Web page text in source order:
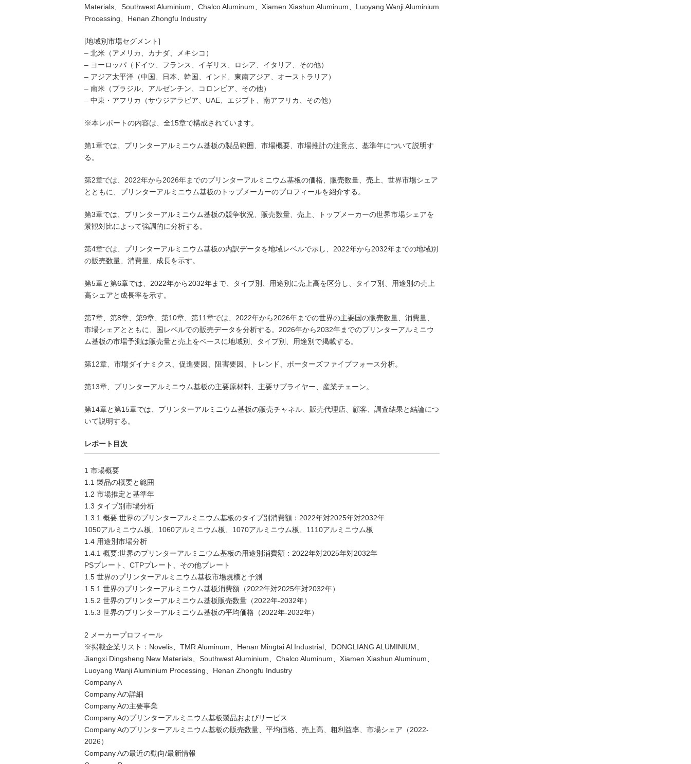
Materials、Southwest Aluminium、Chalco Aluminum、Xiamen Xiashun Aluminum、Luoyang Wanji Aluminium
Processing、Henan Zhongfu Industry
[地域別市場セグメント]
– 北米（アメリカ、カナダ、メキシコ）
– ヨーロッパ（ドイツ、フランス、イギリス、ロシア、イタリア、その他）
– アジア太平洋（中国、日本、韓国、インド、東南アジア、オーストラリア）
– 南米（ブラジル、アルゼンチン、コロンビア、その他）
– 中東・アフリカ（サウジアラビア、UAE、エジプト、南アフリカ、その他）
※本レポートの内容は、全15章で構成されています。
第1章では、プリンターアルミニウム基板の製品範囲、市場概要、市場推計の注意点、基準年について説明す
る。
第2章では、2022年から2026年までのプリンターアルミニウム基板の価格、販売数量、売上、世界市場シェア
とともに、プリンターアルミニウム基板のトップメーカーのプロフィールを紹介する。
第3章では、プリンターアルミニウム基板の競争状況、販売数量、売上、トップメーカーの世界市場シェアを
景観対比によって強調的に分析する。
第4章では、プリンターアルミニウム基板の内訳データを地域レベルで示し、2022年から2032年までの地域別
の販売数量、消費量、成長を示す。
第5章と第6章では、2022年から2032年まで、タイプ別、用途別に売上高を区分し、タイプ別、用途別の売上
高シェアと成長率を示す。
第7章、第8章、第9章、第10章、第11章では、2022年から2026年までの世界の主要国の販売数量、消費量、
市場シェアとともに、国レベルでの販売データを分析する。2026年から2032年までのプリンターアルミニウ
ム基板の市場予測は販売量と売上をベースに地域別、タイプ別、用途別で掲載する。
第12章、市場ダイナミクス、促進要因、阻害要因、トレンド、ポーターズファイブフォース分析。
第13章、プリンターアルミニウム基板の主要原材料、主要サプライヤー、産業チェーン。
第14章と第15章では、プリンターアルミニウム基板の販売チャネル、販売代理店、顧客、調査結果と結論につ
いて説明する。
レポート目次
1 市場概要
1.1 製品の概要と範囲
1.2 市場推定と基準年
1.3 タイプ別市場分析
1.3.1 概要:世界のプリンターアルミニウム基板のタイプ別消費額：2022年対2025年対2032年
1050アルミニウム板、1060アルミニウム板、1070アルミニウム板、1110アルミニウム板
1.4 用途別市場分析
1.4.1 概要:世界のプリンターアルミニウム基板の用途別消費額：2022年対2025年対2032年
PSプレート、CTPプレート、その他プレート
1.5 世界のプリンターアルミニウム基板市場規模と予測
1.5.1 世界のプリンターアルミニウム基板消費額（2022年対2025年対2032年）
1.5.2 世界のプリンターアルミニウム基板販売数量（2022年-2032年）
1.5.3 世界のプリンターアルミニウム基板の平均価格（2022年-2032年）
2 メーカープロフィール
※掲載企業リスト：Novelis、TMR Aluminum、Henan Mingtai Al.Industrial、DONGLIANG ALUMINIUM、
Jiangxi Dingsheng New Materials、Southwest Aluminium、Chalco Aluminum、Xiamen Xiashun Aluminum、
Luoyang Wanji Aluminium Processing、Henan Zhongfu Industry
Company A
Company Aの詳細
Company Aの主要事業
Company Aのプリンターアルミニウム基板製品およびサービス
Company Aのプリンターアルミニウム基板の販売数量、平均価格、売上高、粗利益率、市場シェア（2022-
2026）
Company Aの最近の動向/最新情報